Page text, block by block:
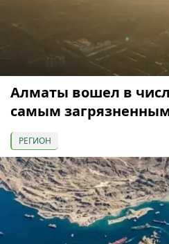
Алматы вошел в
самым
РЕГИОН